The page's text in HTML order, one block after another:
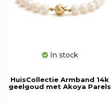
In stock
HuisCollectie Armband 14k
geelgoud met Akoya Parels